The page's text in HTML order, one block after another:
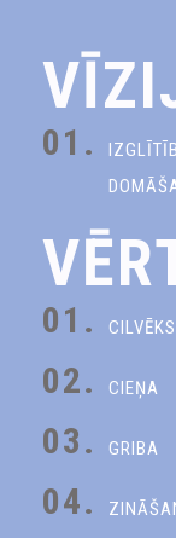
01.
01. CILVĒKS
02. CIEŅA
03. GRIBA
04.